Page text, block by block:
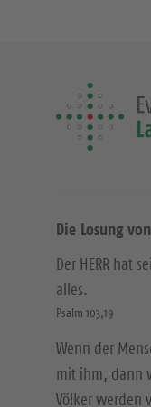
Die Losung
Der HERR hat
alles.
Psalm 103,19
Wenn der
mit ihm, dann
Völker werden